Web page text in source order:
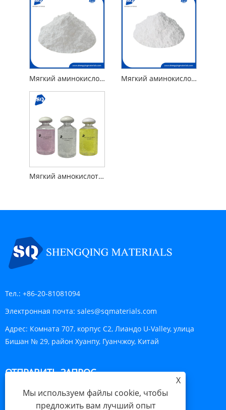
Мягкий аминокислотный порошок поверхностно-активного вещества натрия кокоил глицинат Мягкий аминокислотный порошок поверхностно-активного вещества натрия кокоил глутамат
Мягкий амнокислотный поверхностно-активное вещество натрия саркозинат
Тел.: +86-20-81081094
Электронная почта: sales@sqmaterials.com
Адрес: Комната 707, корпус C2, Лиандо U-Valley, улица
Бишан № 29, район Хуанпу, Гуанчжоу, Китай
ОТПРАВИТЬ ЗАПРОС
ОТПРАВИТЬ
X
Мы используем файлы cookie, чтобы
предложить вам лучший опыт